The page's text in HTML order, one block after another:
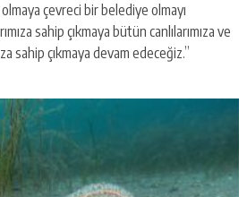
çevreci bir belediye olmayı
sahip çıkmaya bütün canlılarımıza ve
sahip çıkmaya devam edeceğiz.”